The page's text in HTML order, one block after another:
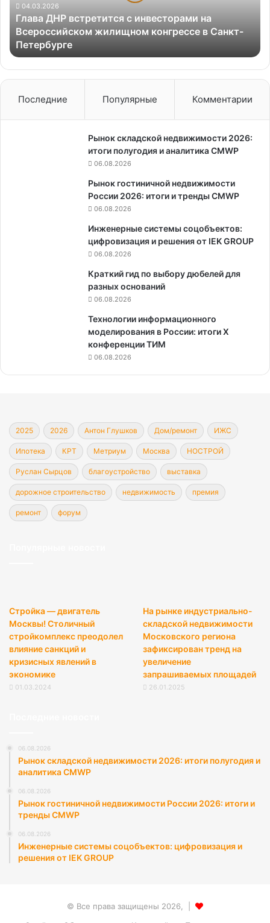
Всероссийском
жилищном
конгрессе
Санкт-
Петербурге
04.03.2026
Глава ДНР встретится с инвесторами на
Всероссийском жилищном конгрессе в Санкт-
Петербурге
Последние Популярные Комментарии
Рынок складской недвижимости 2026:
итоги полугодия и аналитика CMWP
06.08.2026
Рынок гостиничной недвижимости
России 2026: итоги и тренды CMWP
06.08.2026
Инженерные системы соцобъектов:
цифровизация и решения от IEK GROUP
06.08.2026
Краткий гид по выбору дюбелей для
разных оснований
06.08.2026
Технологии информационного
моделирования в России: итоги X
конференции ТИМ
06.08.2026
2025 2026 Антон Глушков Дом/ремонт ИЖС
Ипотека КРТ Метриум Москва НОСТРОЙ
Руслан Сырцов благоустройство выставка
дорожное строительство недвижимость премия
ремонт форум
Стройка — двигатель
Москвы! Столичный
стройкомплекс преодолел
влияние санкций и
кризисных явлений в
экономике
01.03.2024
На рынке индустриально-
складской недвижимости
Московского региона
зафиксирован тренд на
увеличение
запрашиваемых площадей
26.01.2025
06.08.2026
Рынок складской недвижимости 2026: итоги полугодия и
аналитика CMWP
06.08.2026
Рынок гостиничной недвижимости России 2026: итоги и
тренды CMWP
06.08.2026
Инженерные системы соцобъектов: цифровизация и
решения от IEK GROUP
© Все права защищены 2026, |